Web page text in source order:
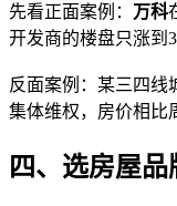
先看正面案例： 万科
开发商的楼盘只涨到
反面案例：某三四线
集体维权，房价相比
四、选房屋